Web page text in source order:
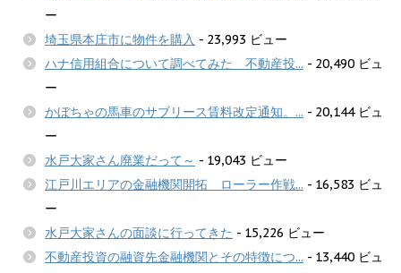
ー
埼玉県本庄市に物件を購入 - 23,993 ビュー
ハナ信用組合について調べてみた 不動産投... - 20,490 ビュ
ー
かぼちゃの馬車のサブリース賃料改定通知。... - 20,144 ビュ
ー
水戸大家さん廃業だって～ - 19,043 ビュー
江戸川エリアの金融機関開拓 ローラー作戦... - 16,583 ビュ
ー
水戸大家さんの面談に行ってきた - 15,226 ビュー
不動産投資の融資先金融機関とその特徴につ... - 13,440 ビュ